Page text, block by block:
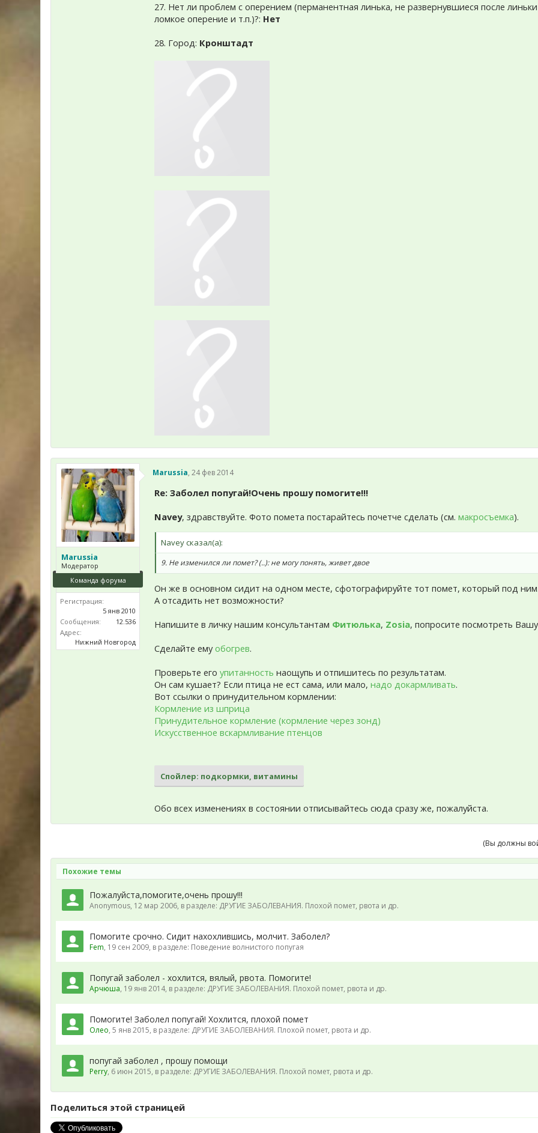
27. Нет ли проблем с оперением (перманентная линька, не развернувшиеся после
ломкое оперение и т.п.)?: Нет
28. Город: Кронштадт
Marussia
Модератор
Команда форума
Регистрация:
5 янв 2010
Сообщения:
12.536
Адрес:
Нижний Новгород
Marussia, 24 фев 2014
Re: Заболел попугай!Очень прошу помогите!!!
Navey, здравствуйте. Фото помета постарайтесь почетче сделать (см.макросъемка).
Navey сказал(а):
9. Не изменился ли помет? (..): не могу понять, живет двое
Он же в основном сидит на одном месте, сфотографируйте тот помет, который под
А отсадить нет возможности?
Напишите в личку нашим консультантам Фитюлька, Zosia, попросите посмотреть
Сделайте емуобогрев.
Проверьте егоупитанность наощупь и отпишитесь по результатам.
Он сам кушает? Если птица не ест сама, или мало,надо докармливать.
Вот ссылки о принудительном кормлении:
Кормление из шприца
Принудительное кормление (кормление через зонд)
Искусственное вскармливание птенцов
Спойлер: подкормки, витамины
Обо всех изменениях в состоянии отписывайтесь сюда сразу же, пожалуйста.
(Вы должны
Похожие темы
Пожалуйста,помогите,очень прошу!!!
Anonymous, 12 мар 2006, в разделе: ДРУГИЕ ЗАБОЛЕВАНИЯ. Плохой помет, рвота и др.
Помогите срочно. Сидит нахохлившись, молчит. Заболел?
Fem, 19 сен 2009, в разделе: Поведение волнистого попугая
Попугай заболел - хохлится, вялый, рвота. Помогите!
Арчюша, 19 янв 2014, в разделе: ДРУГИЕ ЗАБОЛЕВАНИЯ. Плохой помет, рвота и др.
Помогите! Заболел попугай! Хохлится, плохой помет
Олео,5 янв 2015, в разделе: ДРУГИЕ ЗАБОЛЕВАНИЯ. Плохой помет, рвота и др.
попугай заболел , прошу помощи
Perry, 6 июн 2015, в разделе: ДРУГИЕ ЗАБОЛЕВАНИЯ. Плохой помет, рвота и др.
Поделиться этой страницей